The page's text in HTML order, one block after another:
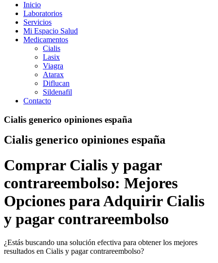
Inicio
Laboratorios
Servicios
Mi Espacio Salud
Medicamentos
Cialis
Lasix
Viagra
Atarax
Diflucan
Sildenafil
Contacto
Cialis generico opiniones españa
Cialis generico opiniones españa
Comprar Cialis y pagar
contrareembolso: Mejores
Opciones para Adquirir Cialis
y pagar contrareembolso
¿Estás buscando una solución efectiva para obtener los mejores
resultados en Cialis y pagar contrareembolso?